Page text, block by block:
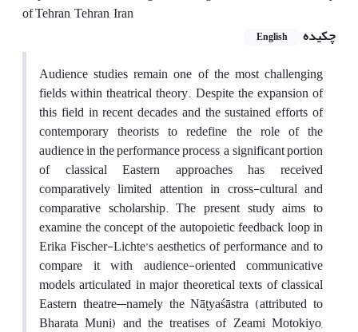
of Tehran, Tehran, Iran
چکیده
English
Audience studies remain one of the most challenging
fields within theatrical theory. Despite the expansion of
this field in recent decades and the sustained efforts of
contemporary theorists to redefine the role of the
audience in the performance process, a significant portion
of classical Eastern approaches has received
comparatively limited attention in cross-cultural and
comparative scholarship. The present study aims to
examine the concept of the autopoietic feedback loop in
Erika Fischer-Lichte’s aesthetics of performance and to
compare it with audience-oriented communicative
models articulated in major theoretical texts of classical
Eastern theatre—namely the Nāṭyaśāstra (attributed to
Bharata Muni) and the treatises of Zeami Motokiyo,